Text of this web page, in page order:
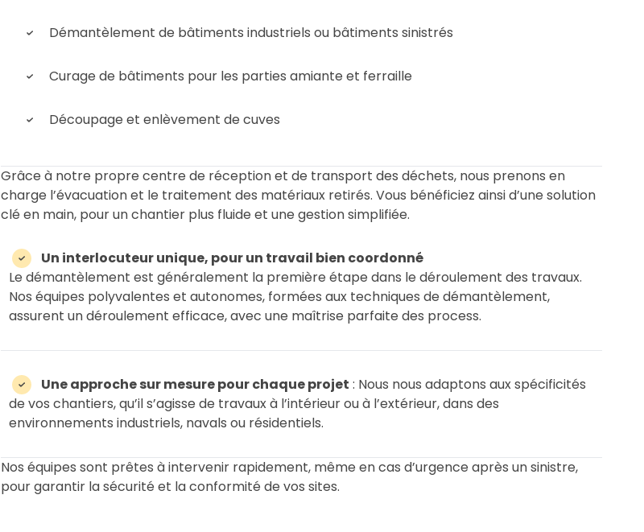
Démantèlement de bâtiments industriels ou bâtiments sinistrés
Curage de bâtiments pour les parties amiante et ferraille
Découpage et enlèvement de cuves
Grâce à notre propre centre de réception et de transport des déchets, nous prenons en
charge l’évacuation et le traitement des matériaux retirés. Vous bénéficiez ainsi d’une solution
clé en main, pour un chantier plus fluide et une gestion simplifiée.
Un interlocuteur unique, pour un travail bien coordonné
Le démantèlement est généralement la première étape dans le déroulement des travaux.
Nos équipes polyvalentes et autonomes, formées aux techniques de démantèlement,
assurent un déroulement efficace, avec une maîtrise parfaite des process.
Une approche sur mesure pour chaque projet : Nous nous adaptons aux spécificités
de vos chantiers, qu’il s’agisse de travaux à l’intérieur ou à l’extérieur, dans des
environnements industriels, navals ou résidentiels.
Nos équipes sont prêtes à intervenir rapidement, même en cas d’urgence après un sinistre,
pour garantir la sécurité et la conformité de vos sites.